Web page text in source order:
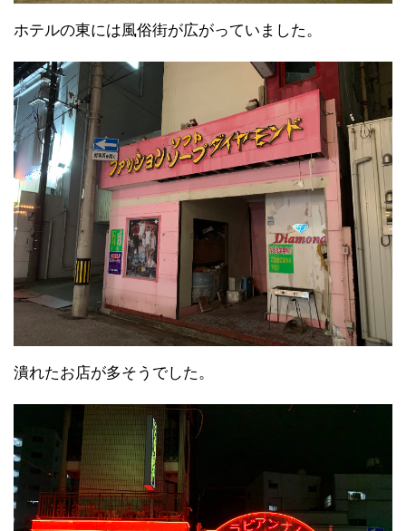
ホテルの東には風俗街が広がっていました。
潰れたお店が多そうでした。